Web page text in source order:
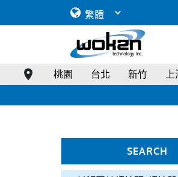
桃園 台北 新竹
SEARCH